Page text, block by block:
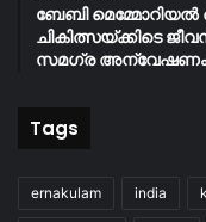
ബേബി
ചികിത്സയ്ക്കിടെ
സമഗ്ര അന്വേഷണം
Tags
ernakulam india